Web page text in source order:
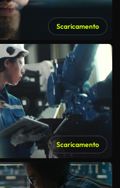
Scaricamento
Scaricamento